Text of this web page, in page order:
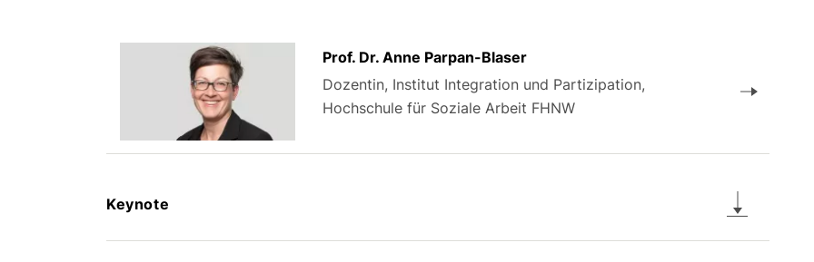
Prof. Dr. Anne Parpan-Blaser
Dozentin, Institut Integration und Partizipation,
Hochschule für Soziale Arbeit FHNW
Keynote